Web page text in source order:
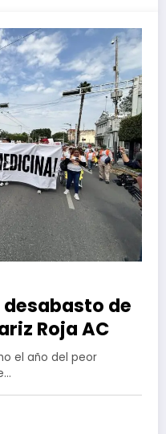
desabasto de
Roja AC
el año del peor